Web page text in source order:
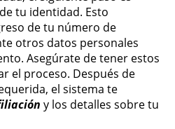
tu identidad. Esto
de tu número de
otros datos personales
Asegúrate de tener estos
el proceso. Después de
el sistema te
y los detalles sobre tu